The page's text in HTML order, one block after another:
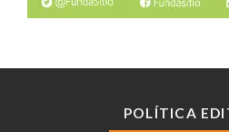
POLÍTICA